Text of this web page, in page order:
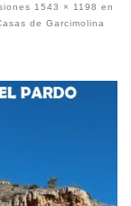
1543 × 1198 en
de Garcimolina